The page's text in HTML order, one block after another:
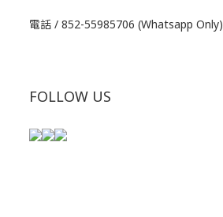
電話 / 852-55985706 (Whatsapp Only)
FOLLOW US